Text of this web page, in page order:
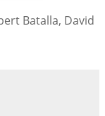
Batalla, David